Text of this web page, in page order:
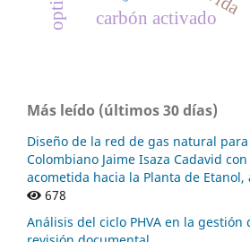
carbón activado
Más leído (últimos 30 días)
Diseño de la red de gas natural
Colombiano Jaime Isaza Cadavid
acometida hacia la Planta de Etanol,
678
Análisis del ciclo PHVA en la gestión